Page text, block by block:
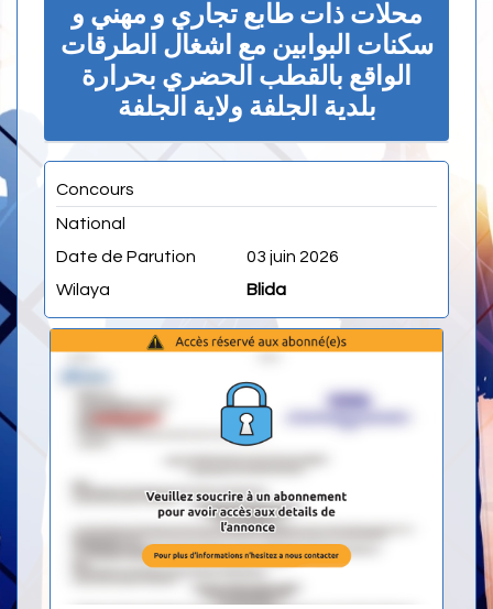
محلات ذات طابع تجاري و مهني و
سكنات البوابين مع اشغال الطرقات
الواقع بالقطب الحضري بحرارة
بلدية الجلفة ولاية الجلفة
Concours
National
Date de Parution
03 juin 2026
Wilaya
Blida